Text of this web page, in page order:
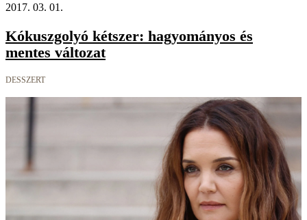
2017. 03. 01.
Kókuszgolyó kétszer: hagyományos és
mentes változat
DESSZERT